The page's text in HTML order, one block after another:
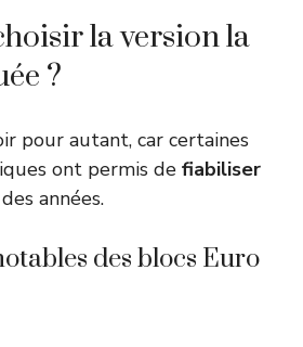
la version la
?
pour autant, car certaines
ont permis de fiabiliser
années.
des blocs Euro